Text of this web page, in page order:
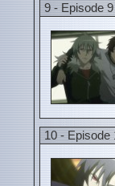
9 - Episode 9
10 - Episode